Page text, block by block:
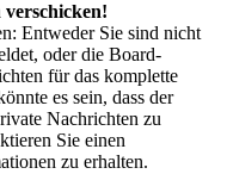
Entweder Sie sind nicht
oder die Board-
für das komplette
es sein, dass der
Nachrichten zu
Sie einen
zu erhalten.